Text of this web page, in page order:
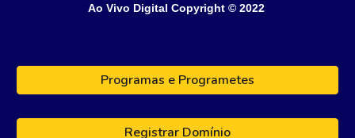
Ao Vivo Digital Copyright © 2022
Programas e Programetes
Registrar Domínio